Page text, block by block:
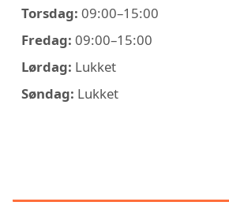
Torsdag: 09:00–15:00
Fredag: 09:00–15:00
Lørdag: Lukket
Søndag: Lukket